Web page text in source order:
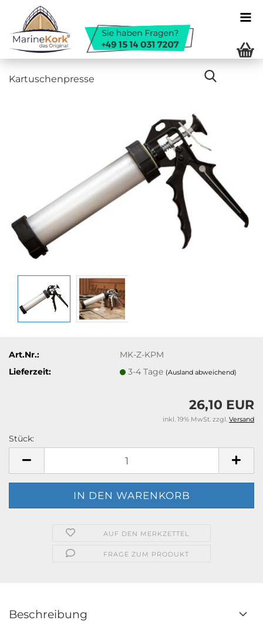
Kar­tu­schen­pres­se
Art.Nr.:
MK-Z-KPM
Lieferzeit:
3-4 Tage (Ausland abweichend)
26,10 EUR
inkl. 19% MwSt. zzgl. Versand
Stück:
AUF DEN MERKZETTEL
FRAGE ZUM PRODUKT
Beschreibung